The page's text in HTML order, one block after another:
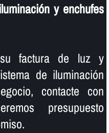
y enchufes
factura de luz y
de iluminación
contacte con
presupuesto